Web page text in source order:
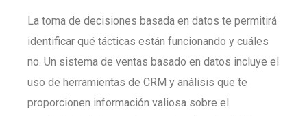
La toma de decisiones basada en datos te permitirá
identificar qué tácticas están funcionando y cuáles
no. Un sistema de ventas basado en datos incluye el
uso de herramientas de CRM y análisis que te
proporcionen información valiosa sobre el